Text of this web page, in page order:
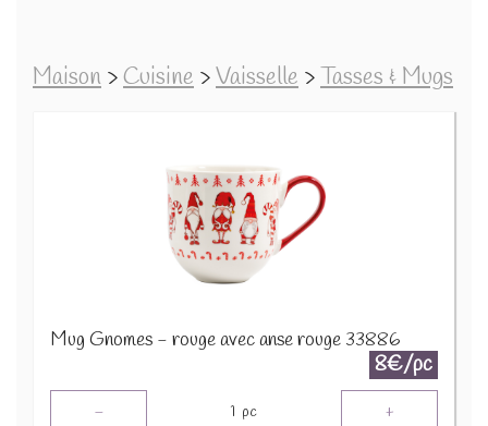
Maison >Cuisine >Vaisselle >Tasses & Mugs
Mug Gnomes - rouge avec anse rouge 33886
8€/pc
- 1 pc +